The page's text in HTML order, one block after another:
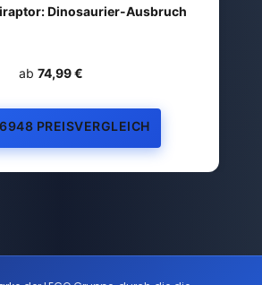
Dinosaurier-Ausbruch
ab 74,99 €
PREISVERGLEICH